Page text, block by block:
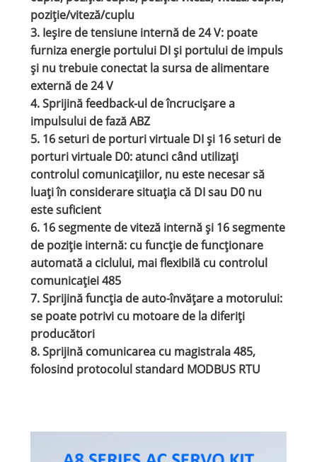
poziție/viteză/cuplu
3. Ieșire de tensiune internă de 24 V: poate
furniza energie portului DI și portului de impuls
și nu trebuie conectat la sursa de alimentare
externă de 24 V
4. Sprijină feedback-ul de încrucișare a
impulsului de fază ABZ
5. 16 seturi de porturi virtuale DI și 16 seturi de
porturi virtuale D0: atunci când utilizați
controlul comunicațiilor, nu este necesar să
luați în considerare situația că DI sau D0 nu
este suficient
6. 16 segmente de viteză internă și 16 segmente
de poziție internă: cu funcție de funcționare
automată a ciclului, mai flexibilă cu controlul
comunicației 485
7. Sprijină funcția de auto-învățare a motorului:
se poate potrivi cu motoare de la diferiți
producători
8. Sprijină comunicarea cu magistrala 485,
folosind protocolul standard MODBUS RTU